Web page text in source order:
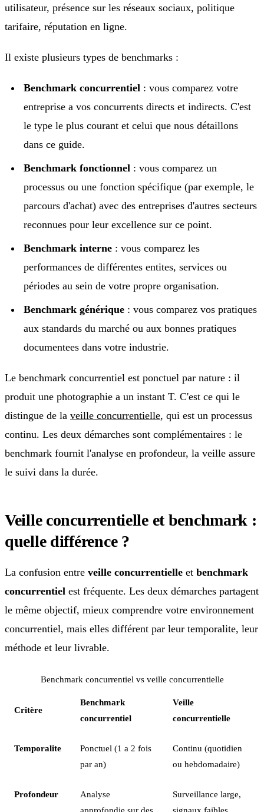
utilisateur, présence sur les réseaux sociaux, politique
tarifaire, réputation en ligne.
Il existe plusieurs types de benchmarks :
Benchmark concurrentiel : vous comparez votre
entreprise a vos concurrents directs et indirects. C'est
le type le plus courant et celui que nous détaillons
dans ce guide.
Benchmark fonctionnel : vous comparez un
processus ou une fonction spécifique (par exemple, le
parcours d'achat) avec des entreprises d'autres secteurs
reconnues pour leur excellence sur ce point.
Benchmark interne : vous comparez les
performances de différentes entites, services ou
périodes au sein de votre propre organisation.
Benchmark générique : vous comparez vos pratiques
aux standards du marché ou aux bonnes pratiques
documentees dans votre industrie.
Le benchmark concurrentiel est ponctuel par nature : il
produit une photographie a un instant T. C'est ce qui le
distingue de la veille concurrentielle, qui est un processus
continu. Les deux démarches sont complémentaires : le
benchmark fournit l'analyse en profondeur, la veille assure
le suivi dans la durée.
Veille concurrentielle et benchmark :
quelle différence ?
La confusion entre veille concurrentielle et benchmark
concurrentiel est fréquente. Les deux démarches partagent
le même objectif, mieux comprendre votre environnement
concurrentiel, mais elles différent par leur temporalite, leur
méthode et leur livrable.
Benchmark concurrentiel vs veille concurrentielle
Critère
Benchmark
concurrentiel
Veille
concurrentielle
Temporalite
Ponctuel (1 a 2 fois
par an)
Continu (quotidien
ou hebdomadaire)
Profondeur
Analyse
approfondie sur des
Surveillance large,
signaux faibles